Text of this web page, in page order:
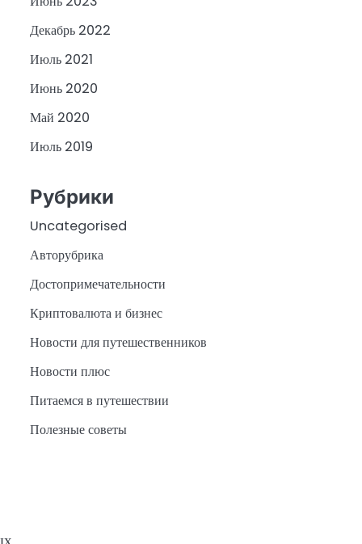
Декабрь 2022
Июль 2021
Июнь 2020
Май 2020
Июль 2019
Рубрики
Uncategorised
Авторубрика
Достопримечательности
Криптовалюта и бизнес
Новости для путешественников
Новости плюс
Питаемся в путешествии
Полезные советы